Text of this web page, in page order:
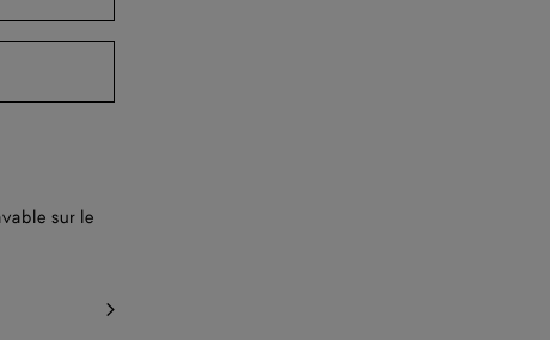
en boutique
sur le